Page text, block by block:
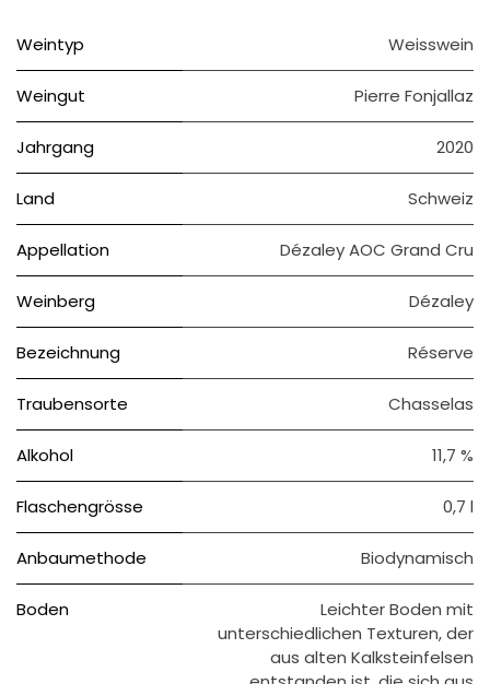
Weintyp Weisswein
Weingut Pierre Fonjallaz
Jahrgang 2020
Land Schweiz
Appellation Dézaley AOC Grand Cru
Weinberg Dézaley
Bezeichnung Réserve
Traubensorte Chasselas
Alkohol 11,7 %
Flaschengrösse 0,7 l
Anbaumethode Biodynamisch
Boden
Leichter Boden mit
unterschiedlichen Texturen, der
aus alten Kalksteinfelsen